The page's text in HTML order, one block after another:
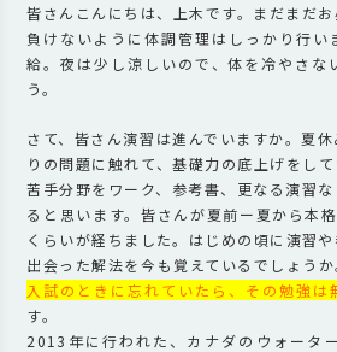
皆さんこんにちは、上木です。まだまだ
負けないように体調管理はしっかり行い
給。夜は少し涼しいので、体を冷やさな
う。
さて、皆さん演習は進んでいますか。夏
りの問題に触れて、基礎力の底上げをして
苦手分野をワーク、参考書、更なる演習
ると思います。皆さんが夏前ー夏から本
くらいが経ちました。はじめの頃に演習
出会った解法を今も覚えているでしょうか
入試のときに忘れていたら、その勉強は
す。
2013年に行われた、カナダのウォータ